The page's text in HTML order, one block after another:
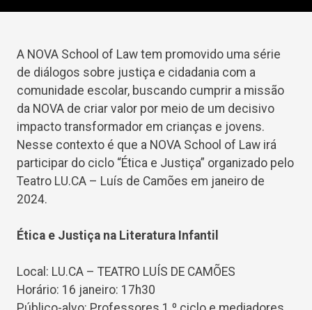
A NOVA School of Law tem promovido uma série
de diálogos sobre justiça e cidadania com a
comunidade escolar, buscando cumprir a missão
da NOVA de criar valor por meio de um decisivo
impacto transformador em crianças e jovens.
Nesse contexto é que a NOVA School of Law irá
participar do ciclo “Ética e Justiça” organizado pelo
Teatro LU.CA – Luís de Camões em janeiro de
2024.
Ética e Justiça na Literatura Infantil
Local: LU.CA – TEATRO LUÍS DE CAMÕES
Horário: 16 janeiro: 17h30